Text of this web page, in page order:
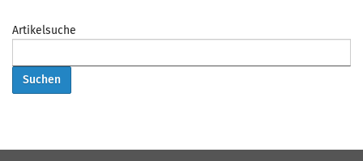
Artikelsuche